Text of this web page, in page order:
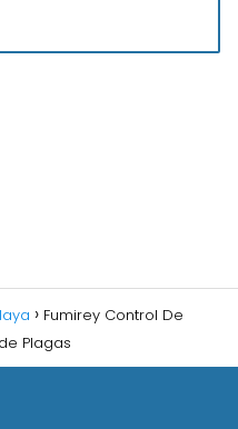
Fumirey Control De
Plagas